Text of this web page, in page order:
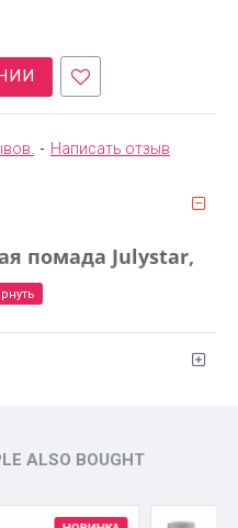
- Написать отзыв
помада Julystar,
пигмент, легкая
ALSO BOUGHT